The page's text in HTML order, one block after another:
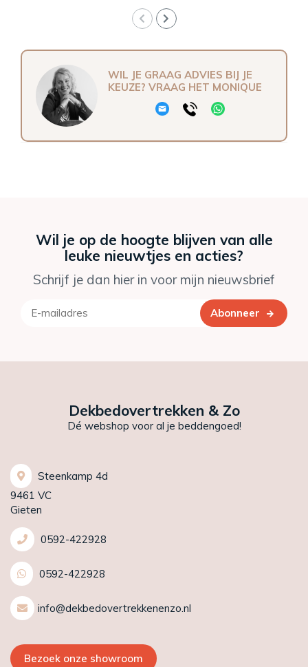
WIL JE GRAAG ADVIES BIJ JE
KEUZE? VRAAG HET MONIQUE
Wil je op de hoogte blijven van alle
leuke nieuwtjes en acties?
Schrijf je dan hier in voor mijn nieuwsbrief
Abonneer
Dekbedovertrekken & Zo
Dé webshop voor al je beddengoed!
Steenkamp 4d
9461 VC
Gieten
0592-422928
0592-422928
info@dekbedovertrekkenenzo.nl
Bezoek onze showroom